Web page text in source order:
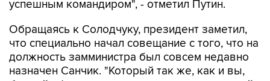
Обращаясь к Солодчуку, президент заметил,
должность замминистра был совсем недавно
назначен Санчик. "Который так же, как и вы,
боевой офицер, хорошо зарекомендовавший
себя в качестве командира, грамотно